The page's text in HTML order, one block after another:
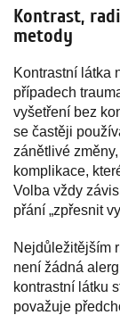
Kontrast,
metody
Kontrastní látka
případech
vyšetření bez
se častěji
zánětlivé
komplikace,
Volba vždy
přání „zpřesnit
Nejdůležitějším
není žádná
kontrastní látku
považuje